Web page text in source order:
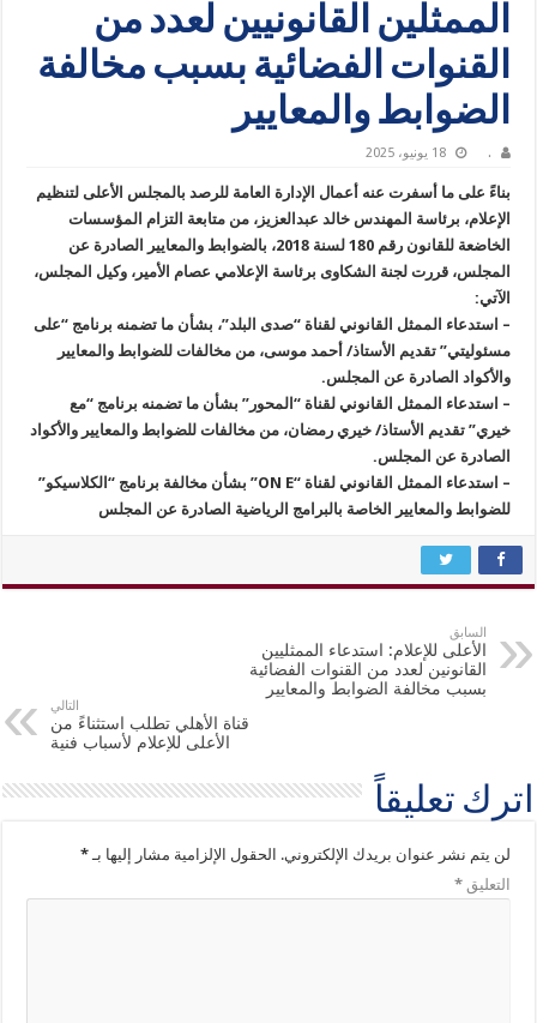
الممثلين القانونيين لعدد من
القنوات الفضائية بسبب مخالفة
الضوابط والمعايير
. 18 يونيو، 2025
بناءً على ما أسفرت عنه أعمال الإدارة العامة للرصد بالمجلس الأعلى لتنظيم
الإعلام، برئاسة المهندس خالد عبدالعزيز، من متابعة التزام المؤسسات
الخاضعة للقانون رقم 180 لسنة 2018، بالضوابط والمعايير الصادرة عن
المجلس، قررت لجنة الشكاوى برئاسة الإعلامي عصام الأمير، وكيل المجلس،
الآتي:
– استدعاء الممثل القانوني لقناة “صدى البلد”، بشأن ما تضمنه برنامج “على
مسئوليتي” تقديم الأستاذ/ أحمد موسى، من مخالفات للضوابط والمعايير
والأكواد الصادرة عن المجلس.
– استدعاء الممثل القانوني لقناة “المحور” بشأن ما تضمنه برنامج “مع
خيري” تقديم الأستاذ/ خيري رمضان، من مخالفات للضوابط والمعايير والأكواد
الصادرة عن المجلس.
– استدعاء الممثل القانوني لقناة “ON E” بشأن مخالفة برنامج “الكلاسيكو”
للضوابط والمعايير الخاصة بالبرامج الرياضية الصادرة عن المجلس
السابق
الأعلى للإعلام: استدعاء الممثليين
القانونين لعدد من القنوات الفضائية
بسبب مخالفة الضوابط والمعايير
التالي
قناة الأهلي تطلب استثناءً من
الأعلى للإعلام لأسباب فنية
اترك تعليقاً
لن يتم نشر عنوان بريدك الإلكتروني. الحقول الإلزامية مشار إليها بـ*
التعليق*